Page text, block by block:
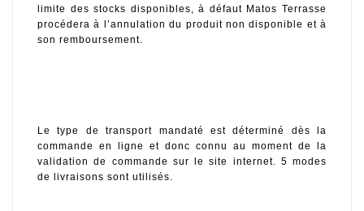
limite des stocks disponibles, à défaut Matos Terrasse
procédera à l’annulation du produit non disponible et à
son remboursement.
Le type de transport mandaté est déterminé dès la
commande en ligne et donc connu au moment de la
validation de commande sur le site internet. 5 modes
de livraisons sont utilisés.